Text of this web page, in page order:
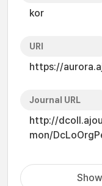
kor
URI
https://
Journal URL
http://
mon/